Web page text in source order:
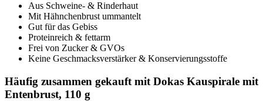
Aus Schweine- & Rinderhaut
Mit Hähnchenbrust ummantelt
Gut für das Gebiss
Proteinreich & fettarm
Frei von Zucker & GVOs
Keine Geschmacksverstärker & Konservierungsstoffe
Häufig zusammen gekauft mit Dokas Kauspirale mit
Entenbrust, 110 g